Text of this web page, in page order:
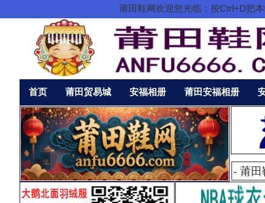
莆田鞋网欢迎您光临：按Ctrl+D把
首页 莆田贸易城 安福相册 莆田安福相册